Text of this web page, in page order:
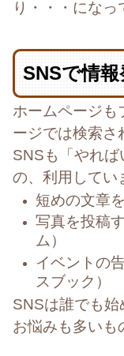
り・・・ になっ
SNSで情
ホームページも
ージでは検索さ
SNSも「やれ
の、利用してい
短めの文章
写真を投稿
ム）
イベントの
スブック）
SNSは誰でも始
お悩みも多いも